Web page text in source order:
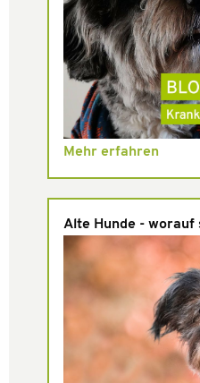
Mehr erfahren
Alte Hunde - worauf